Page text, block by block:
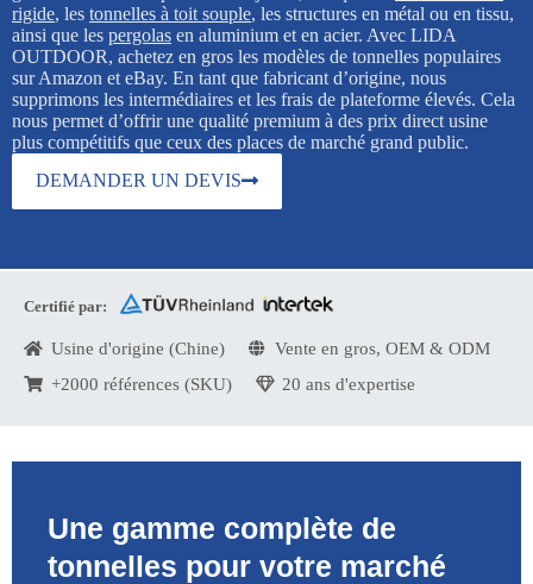
rigide, les tonnelles à toit souple, les structures en métal ou en tissu,
ainsi que les pergolas en aluminium et en acier. Avec LIDA
OUTDOOR, achetez en gros les modèles de tonnelles populaires
sur Amazon et eBay. En tant que fabricant d’origine, nous
supprimons les intermédiaires et les frais de plateforme élevés. Cela
nous permet d’offrir une qualité premium à des prix direct usine
plus compétitifs que ceux des places de marché grand public.
DEMANDER UN DEVIS
Certifié par:
Usine d'origine (Chine)
Vente en gros, OEM & ODM
+2000 références (SKU)
20 ans d'expertise
Une gamme complète de
tonnelles pour votre marché